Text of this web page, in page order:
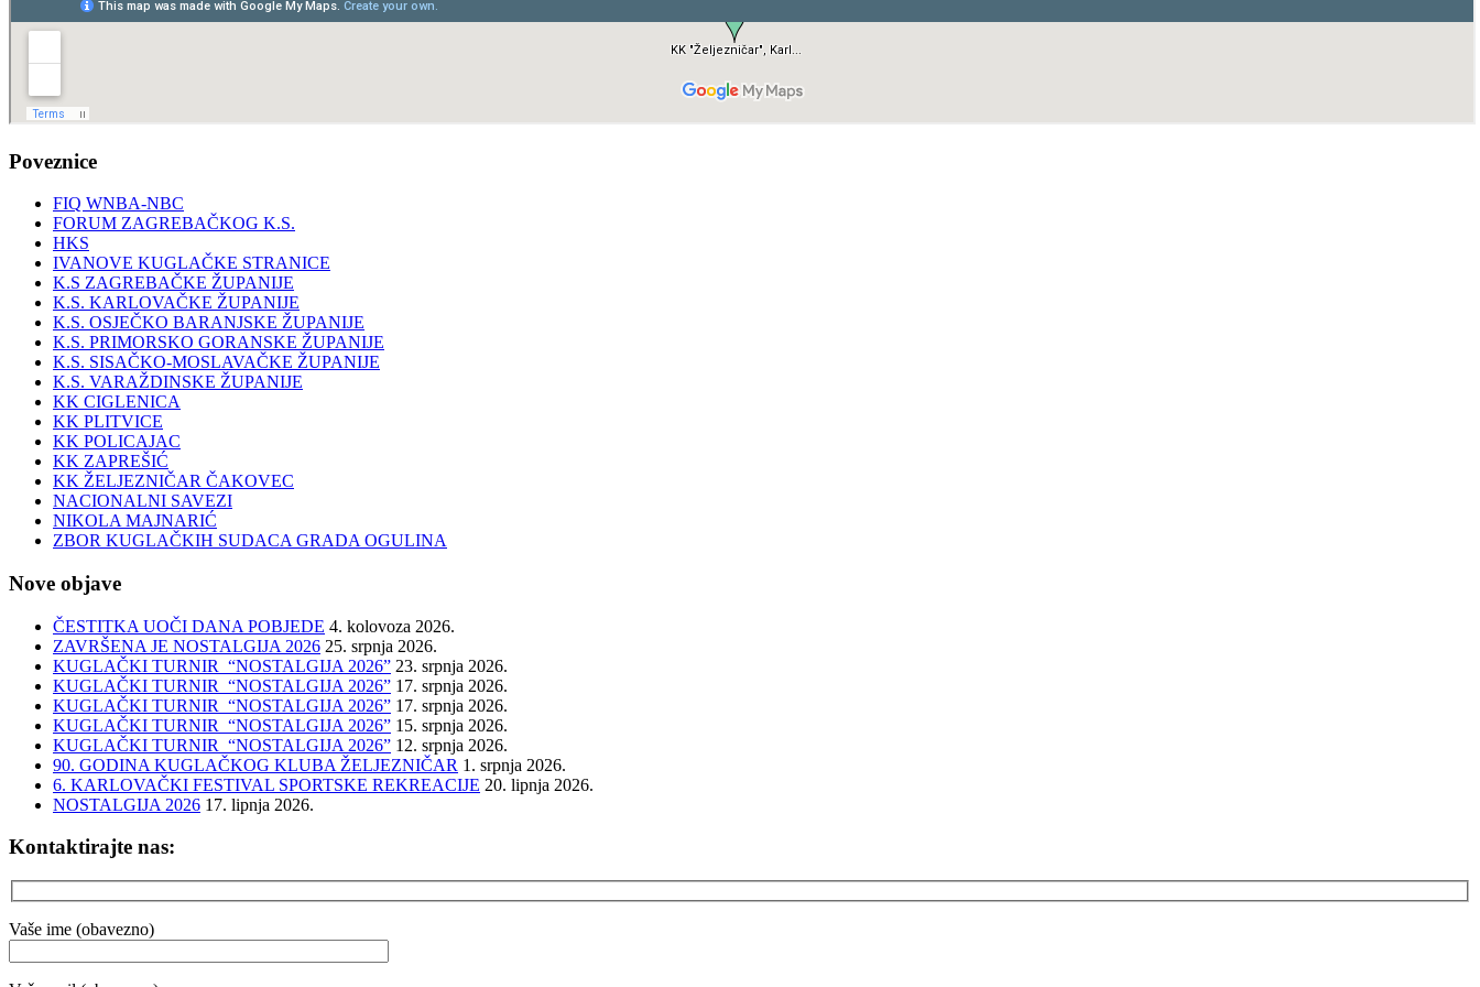
Poveznice
FIQ WNBA-NBC
FORUM ZAGREBAČKOG K.S.
HKS
IVANOVE KUGLAČKE STRANICE
K.S ZAGREBAČKE ŽUPANIJE
K.S. KARLOVAČKE ŽUPANIJE
K.S. OSJEČKO BARANJSKE ŽUPANIJE
K.S. PRIMORSKO GORANSKE ŽUPANIJE
K.S. SISAČKO-MOSLAVAČKE ŽUPANIJE
K.S. VARAŽDINSKE ŽUPANIJE
KK CIGLENICA
KK PLITVICE
KK POLICAJAC
KK ZAPREŠIĆ
KK ŽELJEZNIČAR ČAKOVEC
NACIONALNI SAVEZI
NIKOLA MAJNARIĆ
ZBOR KUGLAČKIH SUDACA GRADA OGULINA
Nove objave
ČESTITKA UOČI DANA POBJEDE 4. kolovoza 2026.
ZAVRŠENA JE NOSTALGIJA 2026 25. srpnja 2026.
KUGLAČKI TURNIR “NOSTALGIJA 2026” 23. srpnja 2026.
KUGLAČKI TURNIR “NOSTALGIJA 2026” 17. srpnja 2026.
KUGLAČKI TURNIR “NOSTALGIJA 2026” 17. srpnja 2026.
KUGLAČKI TURNIR “NOSTALGIJA 2026” 15. srpnja 2026.
KUGLAČKI TURNIR “NOSTALGIJA 2026” 12. srpnja 2026.
90. GODINA KUGLAČKOG KLUBA ŽELJEZNIČAR 1. srpnja 2026.
6. KARLOVAČKI FESTIVAL SPORTSKE REKREACIJE 20. lipnja 2026.
NOSTALGIJA 2026 17. lipnja 2026.
Kontaktirajte nas:
Vaše ime (obavezno)